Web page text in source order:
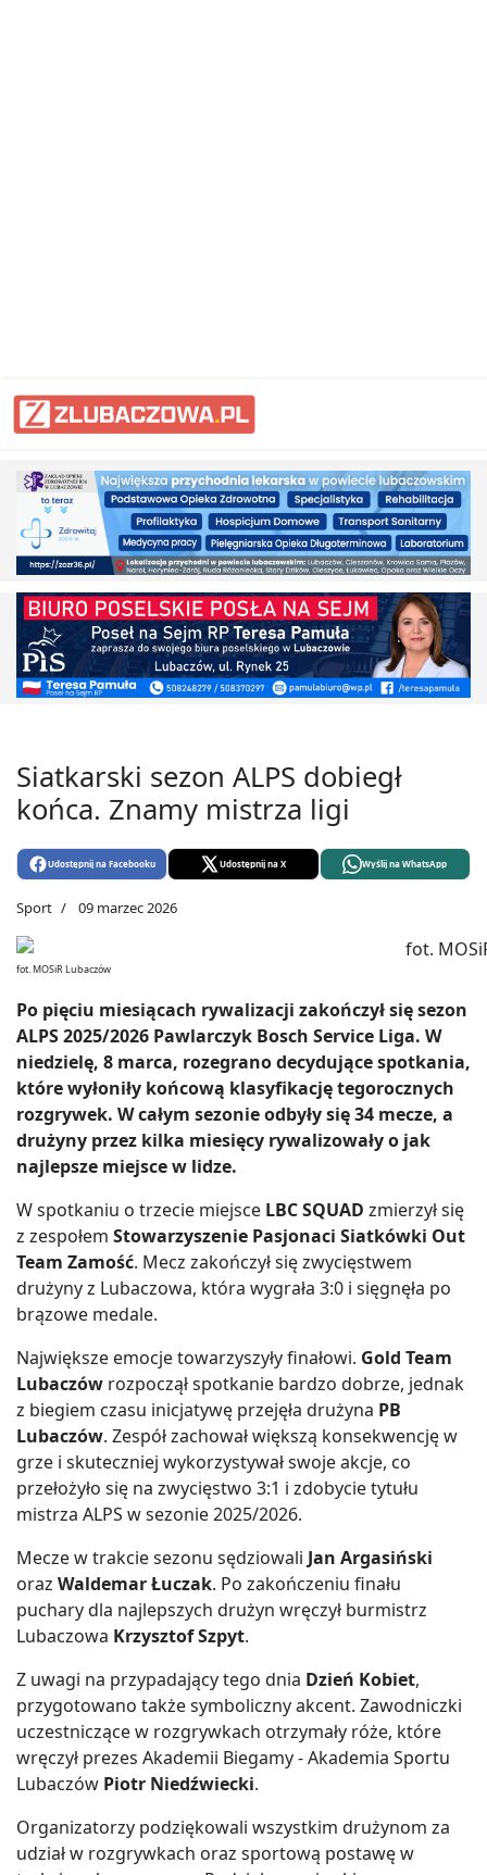
Siatkarski sezon ALPS dobiegł
końca. Znamy mistrza ligi
Udostępnij na Facebooku Udostępnij na X Wyślij na WhatsApp
Sport 09 marzec 2026
fot. MOSiR Lubaczów
Po pięciu miesiącach rywalizacji zakończył się sezon
ALPS 2025/2026 Pawlarczyk Bosch Service Liga. W
niedzielę, 8 marca, rozegrano decydujące spotkania,
które wyłoniły końcową klasyfikację tegorocznych
rozgrywek. W całym sezonie odbyły się 34 mecze, a
drużyny przez kilka miesięcy rywalizowały o jak
najlepsze miejsce w lidze.
W spotkaniu o trzecie miejsce LBC SQUAD zmierzył się
z zespołem Stowarzyszenie Pasjonaci Siatkówki Out
Team Zamość. Mecz zakończył się zwycięstwem
drużyny z Lubaczowa, która wygrała 3:0 i sięgnęła po
brązowe medale.
Największe emocje towarzyszyły finałowi. Gold Team
Lubaczów rozpoczął spotkanie bardzo dobrze, jednak
z biegiem czasu inicjatywę przejęła drużyna PB
Lubaczów. Zespół zachował większą konsekwencję w
grze i skuteczniej wykorzystywał swoje akcje, co
przełożyło się na zwycięstwo 3:1 i zdobycie tytułu
mistrza ALPS w sezonie 2025/2026.
Mecze w trakcie sezonu sędziowali Jan Argasiński
oraz Waldemar Łuczak. Po zakończeniu finału
puchary dla najlepszych drużyn wręczył burmistrz
Lubaczowa Krzysztof Szpyt.
Z uwagi na przypadający tego dnia Dzień Kobiet,
przygotowano także symboliczny akcent. Zawodniczki
uczestniczące w rozgrywkach otrzymały róże, które
wręczył prezes Akademii Biegamy - Akademia Sportu
Lubaczów Piotr Niedźwiecki.
Organizatorzy podziękowali wszystkim drużynom za
udział w rozgrywkach oraz sportową postawę w